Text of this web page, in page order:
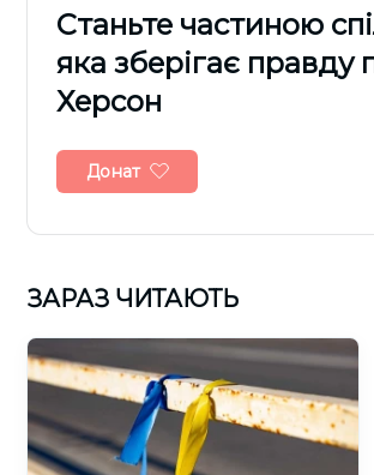
Cтаньте частиною
яка зберігає правду
Херсон
Донат
ЗАРАЗ ЧИТАЮТЬ